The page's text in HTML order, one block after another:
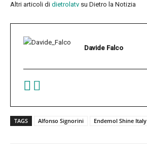
Altri articoli di dietrolatv su Dietro la Notizia
Davide Falco
TAGS Alfonso Signorini Endemol Shine Italy